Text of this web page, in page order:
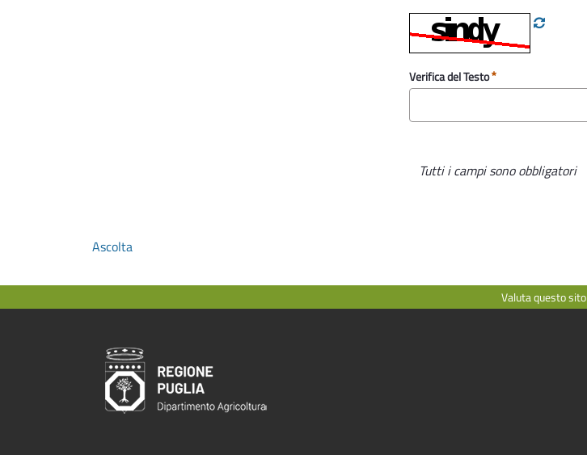
Verifica del Testo
Tutti i campi sono obbligatori
Ascolta
Valuta questo sito